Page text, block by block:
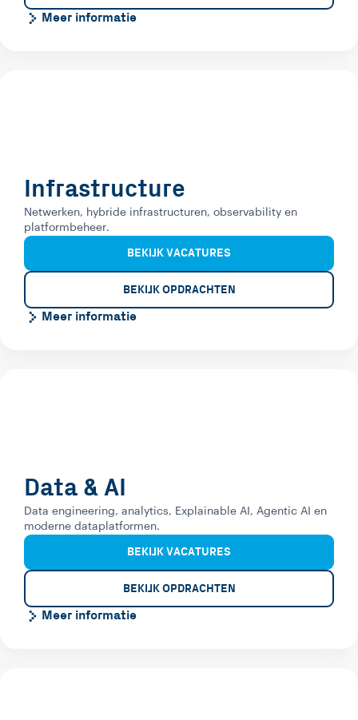
Meer informatie
Infrastructure
Netwerken, hybride infrastructuren, observability en
platformbeheer.
BEKIJK VACATURES
BEKIJK OPDRACHTEN
Meer informatie
Data & AI
Data engineering, analytics, Explainable AI, Agentic AI en
moderne dataplatformen.
BEKIJK VACATURES
BEKIJK OPDRACHTEN
Meer informatie